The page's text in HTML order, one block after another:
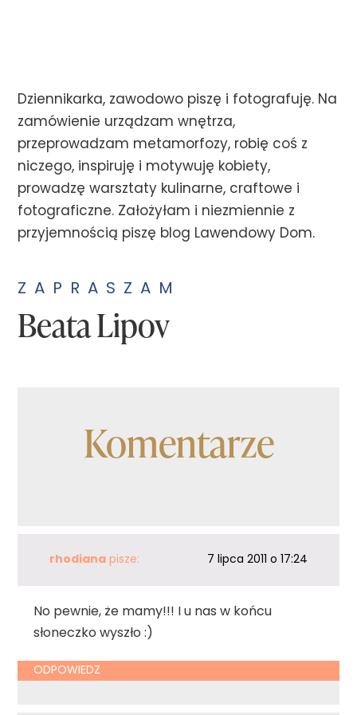
Dziennikarka, zawodowo piszę i fotografuję. Na
zamówienie urządzam wnętrza,
przeprowadzam metamorfozy, robię coś z
niczego, inspiruję i motywuję kobiety,
prowadzę warsztaty kulinarne, craftowe i
fotograficzne. Założyłam i niezmiennie z
przyjemnością piszę blog Lawendowy Dom.
ZAPRASZAM
Beata Lipov
Komentarze
rhodiana pisze: 7 lipca 2011 o 17:24
No pewnie, że mamy!!! I u nas w końcu
słoneczko wyszło :)
ODPOWIEDZ